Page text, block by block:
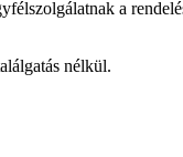
a
nélkül.